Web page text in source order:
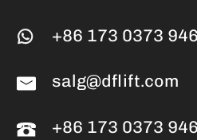
+86 173 0373
salg@dflift.com
+86 173 0373